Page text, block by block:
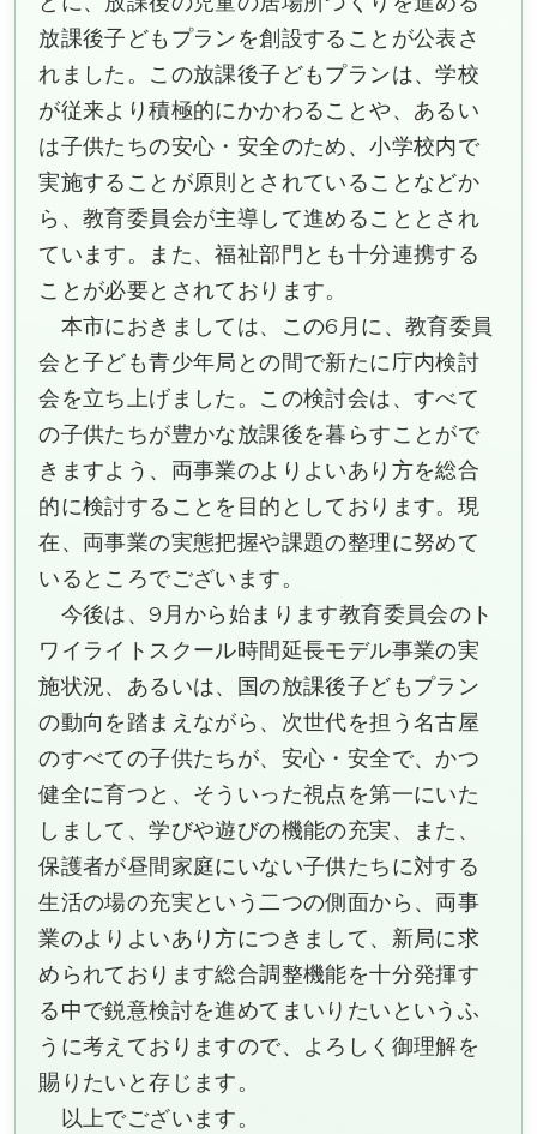
放課後子どもプランを創設することが公表さ
れました。この放課後子どもプランは、学校
が従来より積極的にかかわることや、あるい
は子供たちの安心・安全のため、小学校内で
実施することが原則とされていることなどか
ら、教育委員会が主導して進めることとされ
ています。また、福祉部門とも十分連携する
ことが必要とされております。
本市におきましては、この6月に、教育委員
会と子ども青少年局との間で新たに庁内検討
会を立ち上げました。この検討会は、すべて
の子供たちが豊かな放課後を暮らすことがで
きますよう、両事業のよりよいあり方を総合
的に検討することを目的としております。現
在、両事業の実態把握や課題の整理に努めて
いるところでございます。
今後は、9月から始まります教育委員会のト
ワイライトスクール時間延長モデル事業の実
施状況、あるいは、国の放課後子どもプラン
の動向を踏まえながら、次世代を担う名古屋
のすべての子供たちが、安心・安全で、かつ
健全に育つと、そういった視点を第一にいた
しまして、学びや遊びの機能の充実、また、
保護者が昼間家庭にいない子供たちに対する
生活の場の充実という二つの側面から、両事
業のよりよいあり方につきまして、新局に求
められております総合調整機能を十分発揮す
る中で鋭意検討を進めてまいりたいというふ
うに考えておりますので、よろしく御理解を
賜りたいと存じます。
以上でございます。